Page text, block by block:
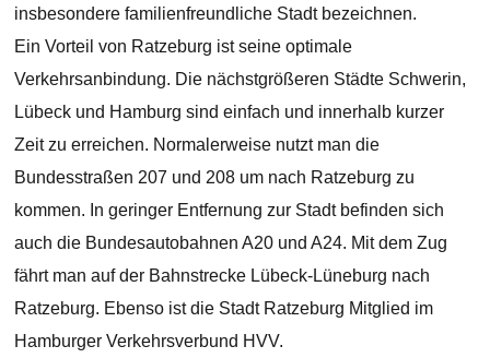
insbesondere familienfreundliche Stadt bezeichnen.
Ein Vorteil von Ratzeburg ist seine optimale
Verkehrsanbindung. Die nächstgrößeren Städte Schwerin,
Lübeck und Hamburg sind einfach und innerhalb kurzer
Zeit zu erreichen. Normalerweise nutzt man die
Bundesstraßen 207 und 208 um nach Ratzeburg zu
kommen. In geringer Entfernung zur Stadt befinden sich
auch die Bundesautobahnen A20 und A24. Mit dem Zug
fährt man auf der Bahnstrecke Lübeck-Lüneburg nach
Ratzeburg. Ebenso ist die Stadt Ratzeburg Mitglied im
Hamburger Verkehrsverbund HVV.